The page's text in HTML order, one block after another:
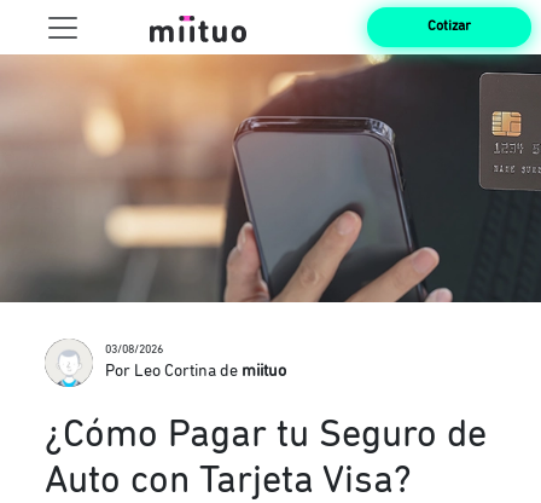
Cotizar
03/08/2026
Por Leo Cortina de miituo
¿Cómo Pagar tu Seguro de
Auto con Tarjeta Visa?